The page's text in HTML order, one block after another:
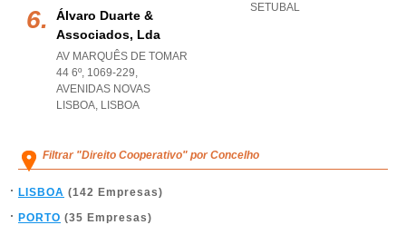
Álvaro Duarte &
Associados, Lda
AV MARQUÊS DE TOMAR
44 6º, 1069-229,
AVENIDAS NOVAS
LISBOA, LISBOA
SETUBAL
Filtrar "Direito Cooperativo" por Concelho
LISBOA (142 Empresas)
PORTO (35 Empresas)